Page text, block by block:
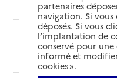
conduire ?
Puis-je rester en
résidence
dégrade ?
partenaires
navigation. Si vous
déposés. Si vous
l’implantation de
conservé pour
informé et
cookies ».